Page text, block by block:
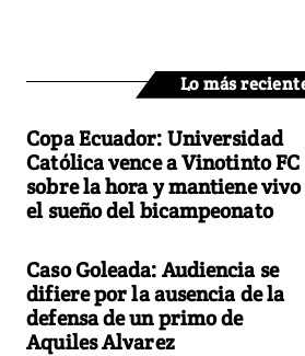
Lo más
Copa Ecuador: Universidad
Católica vence a Vinotinto FC
sobre la hora y mantiene vivo
el sueño del bicampeonato
Caso Goleada: Audiencia se
difiere por la ausencia de la
defensa de un primo de
Aquiles Alvarez